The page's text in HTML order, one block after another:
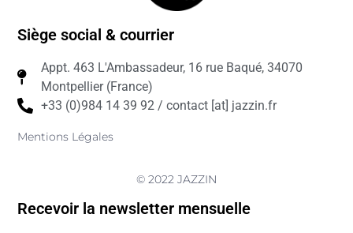
Siège social & courrier
Appt. 463 L'Ambassadeur, 16 rue Baqué, 34070
Montpellier (France)
+33 (0)984 14 39 92 / contact [at] jazzin.fr
Mentions Légales
© 2022 JAZZIN
Recevoir la newsletter mensuelle